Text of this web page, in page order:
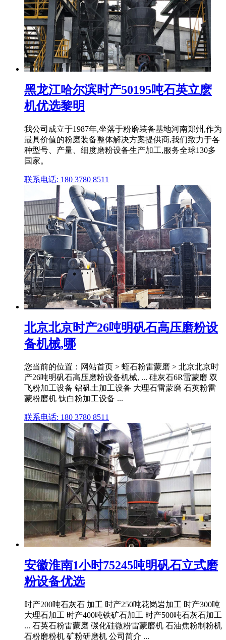
黑龙江哈尔滨时产50195吨石英立麽
机优选黎明
我公司成立于1987年,坐落于粉磨装备基地河南郑州,作为
最具价值的粉磨装备整体解决方案提供商,我们致力于各
种型号、产量、细度磨粉设备生产加工,服务全球130多
国家。
联系电话: 180 3780 8511
北京北京时产26吨明矾石高压磨粉设
备机械,哪
您当前的位置：网站首页 > 蛭石粉雷蒙磨 > 北京北京时
产26吨明矾石高压磨粉设备机械, ... 硅灰石6R雷蒙磨 双
飞粉加工设备 铝矾土加工设备 大理石雷蒙磨 石英粉雷
蒙粉磨机 钛白粉加工设备 ...
联系电话: 180 3780 8511
安徽淮南1小时75245吨明矾石立式磨
粉设备优选
时产200吨石灰石 加工 时产250吨花岗岩加工 时产300吨
大理石加工 时产400吨铁矿石加工 时产500吨石灰石加工
... 石英石粉雷蒙磨 碳化硅微粉雷蒙磨机 石油焦粉制粉机
石粉磨粉机 矿粉研磨机 公司简介 ...